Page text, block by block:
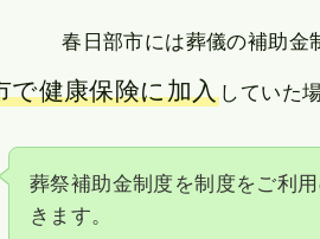
春日部市には葬儀の補助金
で健康保険に加入 していた
葬祭補助金制度を制度をご利
きます。